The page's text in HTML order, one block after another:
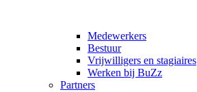
Medewerkers
Bestuur
Vrijwilligers en stagiaires
Werken bij BuZz
Partners